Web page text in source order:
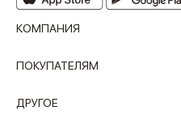
КОМПАНИЯ
ПОКУПАТЕЛЯМ
ДРУГОЕ